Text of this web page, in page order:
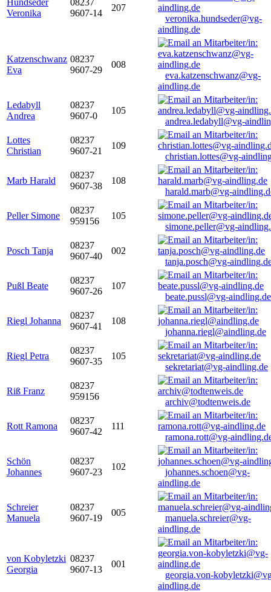
Hundseder
Veronika
08237
9607-14
207
veronika.hundseder@vg-
aindling.de
Katzenschwanz
Eva
08237
9607-29
008
eva.katzenschwanz@vg-
aindling.de
Ledabyll
Andrea
08237
9607-0
105
andrea.ledabyll@vg-
Lottes
Christian
08237
9607-21
109
christian.lottes@vg-
Marb Harald
08237
9607-38
108
harald.marb@vg-
Peller Simone
08237
959156
105
simone.peller@vg-
Posch Tanja
08237
9607-40
002
tanja.posch@vg-
Pußl Beate
08237
9607-26
107
beate.pussl@vg-aindling.de
Riegl Johanna
08237
9607-41
108
johanna.riegl@aindling.de
Riegl Petra
08237
9607-35
105
sekretariat@vg-aindling.de
Riß Franz
08237
959156
archiv@todtenweis.de
Rott Ramona
08237
9607-42
111
ramona.rott@vg-
Schön
Johannes
08237
9607-23
102
johannes.schoen@vg-
aindling.de
Schreier
Manuela
08237
9607-19
005
manuela.schreier@vg-
aindling.de
von Kobyletzki
Georgia
08237
9607-13
001
georgia.von-
aindling.de